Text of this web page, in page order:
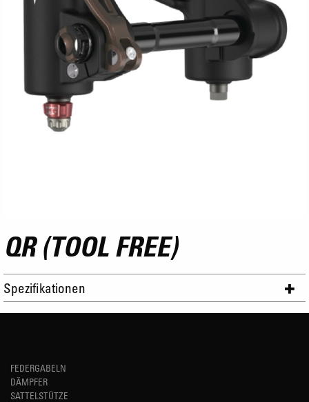
QR (TOOL FREE)
Spezifikationen
FEDERGABELN
DÄMPFER
SATTELSTÜTZE